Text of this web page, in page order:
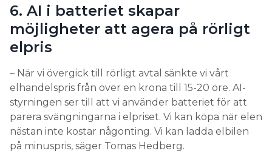
6. AI i batteriet skapar
möjligheter att agera på rörligt
elpris
– När vi övergick till rörligt avtal sänkte vi vårt
elhandelspris från över en krona till 15-20 öre. AI-
styrningen ser till att vi använder batteriet för att
parera svängningarna i elpriset. Vi kan köpa när elen
nästan inte kostar någonting. Vi kan ladda elbilen
på minuspris, säger Tomas Hedberg.